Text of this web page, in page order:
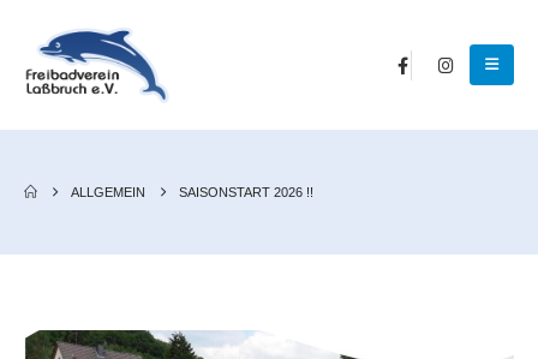
ALLGEMEIN SAISONSTART 2026 !!